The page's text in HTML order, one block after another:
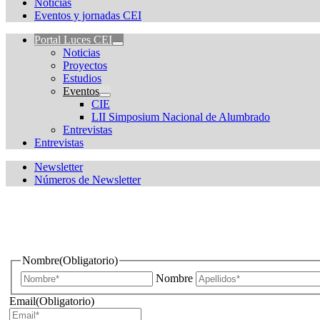
Noticias
Eventos y jornadas CEI
Portal Luces CEI
Noticias
Proyectos
Estudios
Eventos
CIE
LII Simposium Nacional de Alumbrado
Entrevistas
Entrevistas
Newsletter
Números de Newsletter
Nombre(Obligatorio)
Nombre
Email(Obligatorio)